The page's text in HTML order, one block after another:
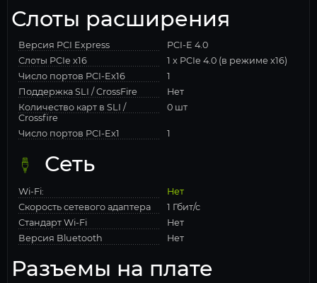
Слоты расширения
Версия PCI Express
PCI-E 4.0
Слоты PCIe x16
1 x PCIe 4.0 (в режиме x16)
Число портов PCI-Ex16
1
Поддержка SLI / CrossFire
Нет
Количество карт в SLI /
Crossfire
0 шт
Число портов PCI-Ex1 1
Сеть
Wi-Fi:
Нет
Скорость сетевого адаптера
1 Гбит/с
Стандарт Wi-Fi
Нет
Версия Bluetooth
Нет
Разъемы на плате